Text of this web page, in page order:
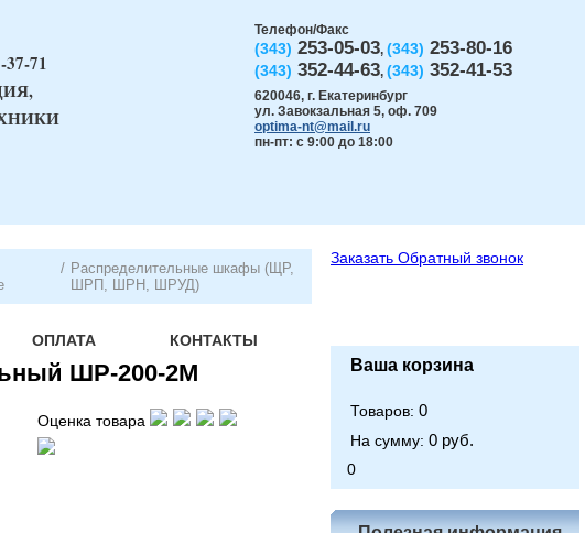
Телефон/Факс
(343) 253-05-03, (343) 253-80-16
(343) 352-44-63, (343) 352-41-53
620046, г. Екатеринбург
ул. Завокзальная 5, оф. 709
optima-nt@mail.ru
пн-пт: с 9:00 до 18:00
37-71
ОПЛАТА КОНТАКТЫ
/ Распределительные шкафы (ЩР,
ШРП, ШРН, ШРУД)
ШР-200-2М
Оценка товара
Заказать Обратный звонок
Ваша корзина
Товаров: 0
На сумму: 0 руб.
0